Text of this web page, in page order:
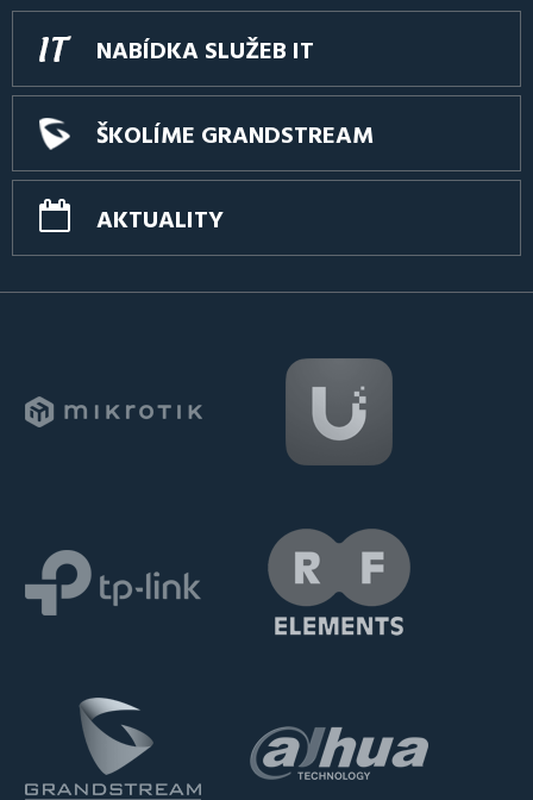
NABÍDKA SLUŽEB IT
ŠKOLÍME GRANDSTREAM
AKTUALITY